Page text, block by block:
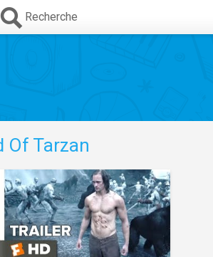
Recherche
Of Tarzan